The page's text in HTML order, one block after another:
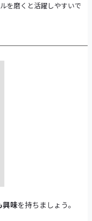
を磨くと活躍しやすいで
興味を持ちましょう。